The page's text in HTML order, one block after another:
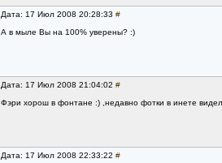
Дата: 17 Июл 2008 20:28:33 #
А в мыле Вы на 100% уверены? :)
Дата: 17 Июл 2008 21:04:02 #
Фэри хорош в фонтане :) ,недавно фотки в инете
Дата: 17 Июл 2008 22:33:22 #